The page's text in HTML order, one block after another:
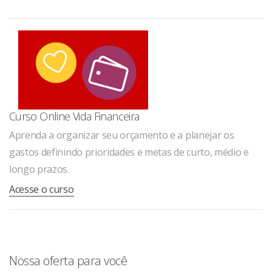
Curso Online Vida Financeira
Aprenda a organizar seu orçamento e a planejar os
gastos definindo prioridades e metas de curto, médio e
longo prazos.
Acesse o curso
Nossa oferta para você